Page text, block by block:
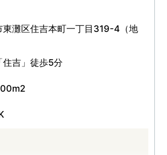
東灘区住吉本町一丁目319-4（地
住吉」徒歩5分